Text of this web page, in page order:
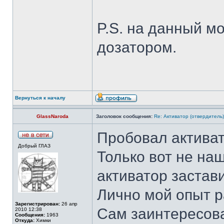
P.S. на данный
дозатором.
Вернуться к началу
GlassNaroda Заголовок сообщения: Re: Активатор
Добрый ГЛАЗ
Зарегистрирован: 26 апр
2010 12:38
Сообщения: 1963
Откуда: Химки
Пробовал
Только вот не
активатор
Лично мой опыт
Сам